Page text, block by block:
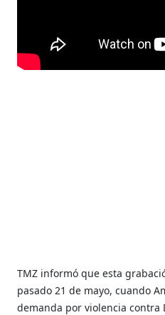
TMZ informó que esta
pasado 21 de mayo, cuando
demanda por violencia contra